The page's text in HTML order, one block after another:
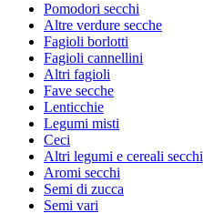
Pomodori secchi
Altre verdure secche
Fagioli borlotti
Fagioli cannellini
Altri fagioli
Fave secche
Lenticchie
Legumi misti
Ceci
Altri legumi e cereali secchi
Aromi secchi
Semi di zucca
Semi vari